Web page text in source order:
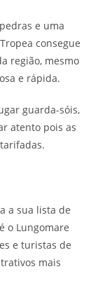
e uma
consegue
região, mesmo
e rápida.
guarda-sóis,
atento pois as
a sua lista de
o Lungomare
e turistas de
mais